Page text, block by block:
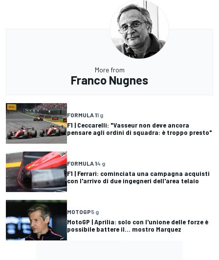
More from
Franco Nugnes
FORMULA 11 g
F1 | Ceccarelli: "Vasseur non deve ancora
pensare agli ordini di squadra: è troppo presto"
FORMULA 14 g
F1 | Ferrari: cominciata una campagna acquisti
con l'arrivo di due ingegneri dell'area telaio
MOTOGP5 g
MotoGP | Aprilia: solo con l'unione delle forze è
possibile battere il... mostro Marquez